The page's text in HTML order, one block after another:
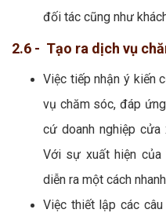
đối tác cũng như
2.6 - Tạo ra dịch vụ
Việc tiếp nhận ý kiến
vụ chăm sóc, đáp
cứ doanh nghiệp
Với sự xuất hiện
diễn ra một cách
Việc thiết lập các